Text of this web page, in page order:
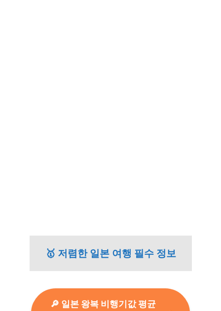
🥇 저렴한 일본 여행 필수 정보
🔎 일본 왕복 비행기값 평균